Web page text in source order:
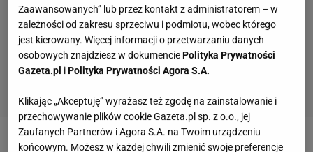
Zobacz wideoKosecki o Lewandowskim: To jest
Zaawansowanych” lub przez kontakt z administratorem – w
zależności od zakresu sprzeciwu i podmiotu, wobec którego
jest kierowany. Więcej informacji o przetwarzaniu danych
osobowych znajdziesz w dokumenciePolityka Prywatności
Gazeta.pl iPolityka Prywatności Agora S.A.
Klikając „Akceptuję” wyrażasz też zgodę na zainstalowanie i
przechowywanie plików cookie Gazeta.pl sp. z o.o., jej
Zaufanych Partnerów i Agora S.A. na Twoim urządzeniu
końcowym. Możesz w każdej chwili zmienić swoje preferencje